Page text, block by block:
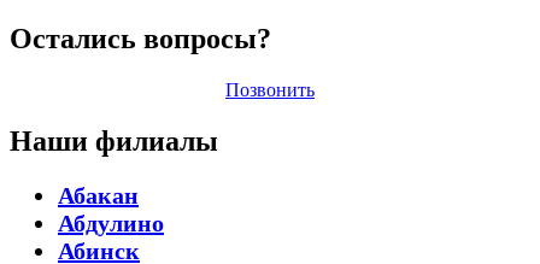
Остались вопросы?
Позвонить
Наши филиалы
Абакан
Абдулино
Абинск